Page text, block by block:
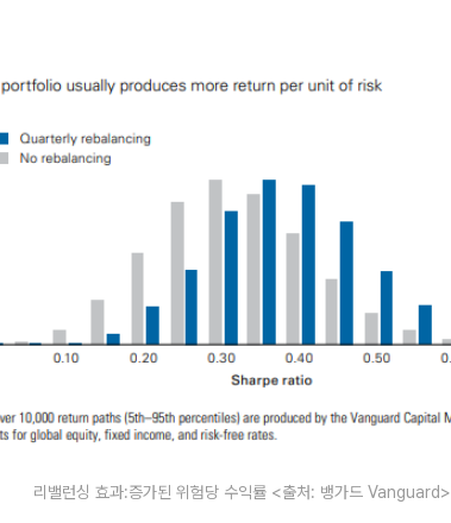
리밸런싱 효과:증가된 위험당 수익률 <출처: 뱅가드 Vanguard>